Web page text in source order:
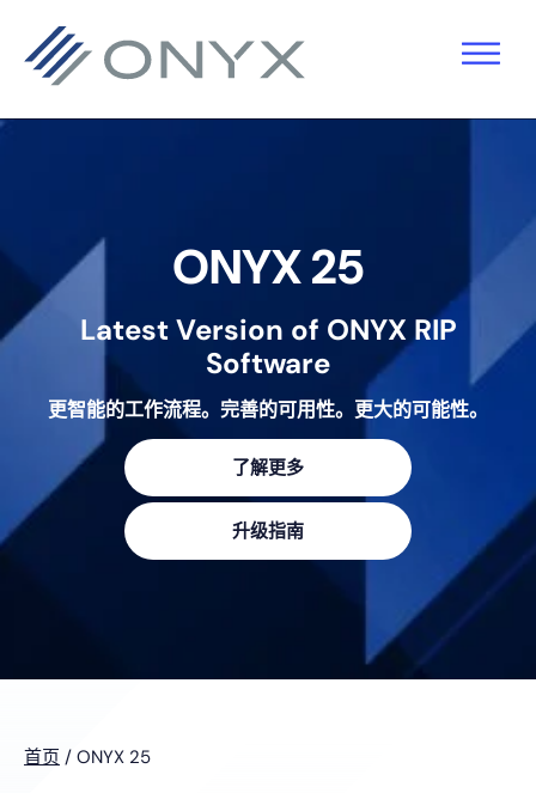
ONYX 25
Latest Version of ONYX RIP
Software
更智能的工作流程。完善的可用性。更大的可能性。
了解更多
升级指南
首页 / ONYX 25